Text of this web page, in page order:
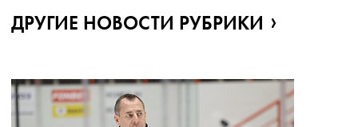
ДРУГИЕ НОВОСТИ РУБРИКИ